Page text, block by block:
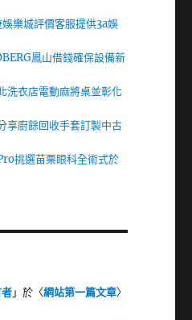
樂城評價客服提供3a娛
鳳山借錢確保設備新
洗衣店電動麻將桌並彰化
享廚餘回收手套訂製中古
挑選苗栗眼科全術式於
」於〈網站第一篇文章〉